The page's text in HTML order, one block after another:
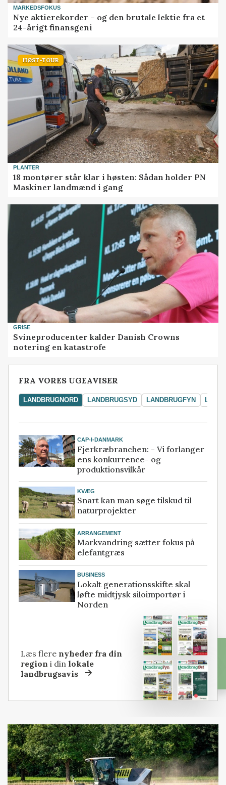
MARKEDSFOKUS
Nye aktierekorder – og den brutale lektie fra et
24-årigt finansgeni
HØST-TOUR
PLANTER
18 montører står klar i høsten: Sådan holder PN
Maskiner landmænd i gang
GRISE
Svineproducenter kalder Danish Crowns
notering en katastrofe
FRA VORES UGEAVISER
LANDBRUGNORD LANDBRUGSYD LANDBRUGFYN
CAP-I-DANMARK
Fjerkræbranchen: - Vi forlanger
ens konkurrence- og
produktionsvilkår
KVÆG
Snart kan man søge tilskud til
naturprojekter
ARRANGEMENT
Markvandring sætter fokus på
elefantgræs
BUSINESS
Lokalt generationsskifte skal
løfte midtjysk siloimportør i
Norden
Læs flere nyheder fra din
region i dinlokale
landbrugsavis